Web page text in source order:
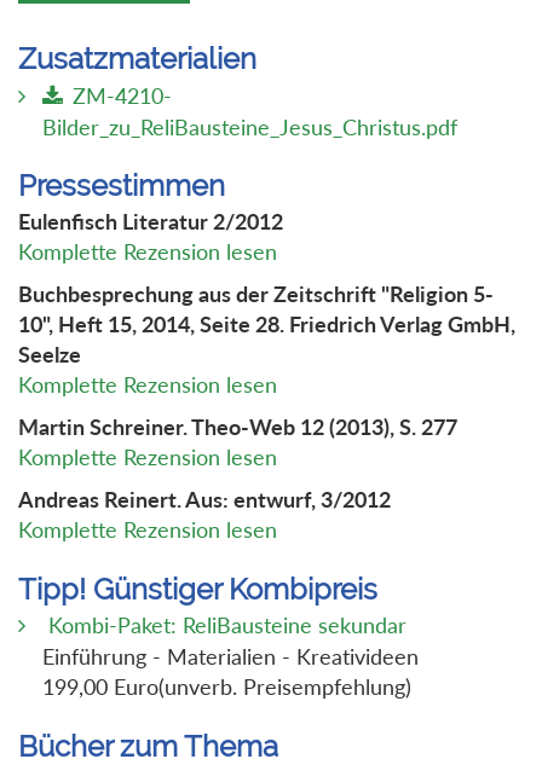
Zusatzmaterialien
ZM-4210-
Bilder_zu_ReliBausteine_Jesus_Christus.pdf
Pressestimmen
Eulenfisch Literatur 2/2012
Komplette Rezension lesen
Buchbesprechung aus der Zeitschrift "Religion 5-
10", Heft 15, 2014, Seite 28. Friedrich Verlag GmbH,
Seelze
Komplette Rezension lesen
Martin Schreiner. Theo-Web 12 (2013), S. 277
Komplette Rezension lesen
Andreas Reinert. Aus: entwurf, 3/2012
Komplette Rezension lesen
Tipp! Günstiger Kombipreis
Kombi-Paket: ReliBausteine sekundar
Einführung - Materialien - Kreativideen
199,00 Euro(unverb. Preisempfehlung)
Bücher zum Thema